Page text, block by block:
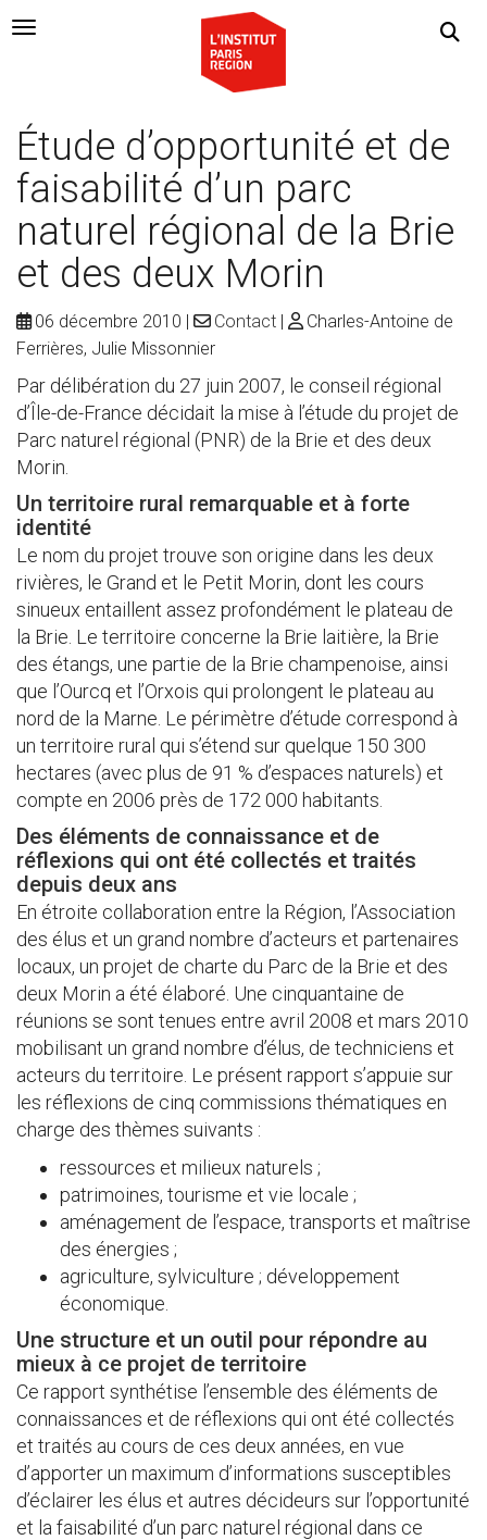
Navigation Toggle
Étude d’opportunité et de
faisabilité d’un parc
naturel régional de la Brie
et des deux Morin
06 décembre 2010 Contact
Charles-Antoine de
Ferrières, Julie Missonnier
Par délibération du 27 juin 2007, le conseil régional
d’Île-de-France décidait la mise à l’étude du projet de
Parc naturel régional (PNR) de la Brie et des deux
Morin.
Un territoire rural remarquable et à forte
identité
Le nom du projet trouve son origine dans les deux
rivières, le Grand et le Petit Morin, dont les cours
sinueux entaillent assez profondément le plateau de
la Brie. Le territoire concerne la Brie laitière, la Brie
des étangs, une partie de la Brie champenoise, ainsi
que l’Ourcq et l’Orxois qui prolongent le plateau au
nord de la Marne. Le périmètre d’étude correspond à
un territoire rural qui s’étend sur quelque 150 300
hectares (avec plus de 91 % d’espaces naturels) et
compte en 2006 près de 172 000 habitants.
Des éléments de connaissance et de
réflexions qui ont été collectés et traités
depuis deux ans
En étroite collaboration entre la Région, l’Association
des élus et un grand nombre d’acteurs et partenaires
locaux, un projet de charte du Parc de la Brie et des
deux Morin a été élaboré. Une cinquantaine de
réunions se sont tenues entre avril 2008 et mars 2010
mobilisant un grand nombre d’élus, de techniciens et
acteurs du territoire. Le présent rapport s’appuie sur
les réflexions de cinq commissions thématiques en
charge des thèmes suivants :
ressources et milieux naturels ;
patrimoines, tourisme et vie locale ;
aménagement de l’espace, transports et maîtrise
des énergies ;
agriculture, sylviculture ; développement
économique.
Une structure et un outil pour répondre au
mieux à ce projet de territoire
Ce rapport synthétise l’ensemble des éléments de
connaissances et de réflexions qui ont été collectés
et traités au cours de ces deux années, en vue
d’apporter un maximum d’informations susceptibles
d’éclairer les élus et autres décideurs sur l’opportunité
et la faisabilité d’un parc naturel régional dans ce